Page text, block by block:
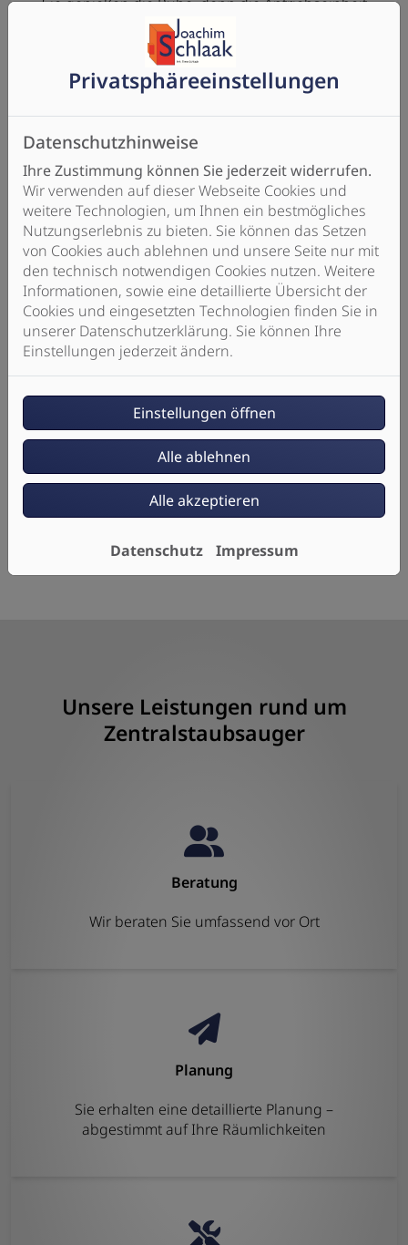
ist außerhalb des Wohnbereichs platziert
Komfort
Sie saugen komfortabler, denn Sie schleppen oder
ziehen keinen sperrigen Staubsauger, der auch
noch Macken an Ihrer Einrichtung verursachen
kann
Wertigkeit
Sie steigern den Wiederverkaufswert Ihrer
Immobilie durch die Installation einer zentralen
Staubsaugeranlage
Unsere Leistungen rund um
Zentralstaubsauger
Beratung
Wir beraten Sie umfassend vor Ort
Planung
Sie erhalten eine detaillierte Planung –
abgestimmt auf Ihre Räumlichkeiten
Privatsphäre­einstellungen
Datenschutzhinweise
Ihre Zustimmung können Sie jederzeit widerrufen.
Wir verwenden auf dieser Webseite Cookies und
weitere Technologien, um Ihnen ein bestmögliches
Nutzungserlebnis zu bieten. Sie können das Setzen
von Cookies auch ablehnen und unsere Seite nur mit
den technisch notwendigen Cookies nutzen. Weitere
Informationen, sowie eine detaillierte Übersicht der
Cookies und eingesetzten Technologien finden Sie in
unserer Datenschutzerklärung. Sie können Ihre
Einstellungen jederzeit ändern.
Einstellungen öffnen
Alle ablehnen
Alle akzeptieren
Datenschutz Impressum